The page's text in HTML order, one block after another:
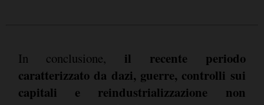
In conclusione, il recente periodo
caratterizzato da dazi, guerre, controlli sui
capitali e reindustrializzazione non